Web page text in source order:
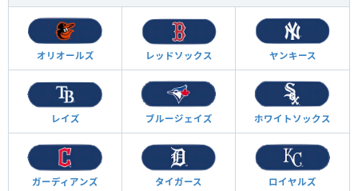
オリオールズ レッドソックス ヤンキース
レイズ ブルージェイズ ホワイトソックス
ガーディアンズ タイガース ロイヤルズ